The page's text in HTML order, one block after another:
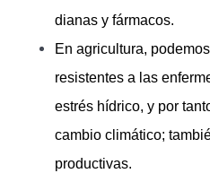
dianas y fármacos.
En agricultura,
resistentes a las
estrés hídrico, y por
cambio climático;
productivas.